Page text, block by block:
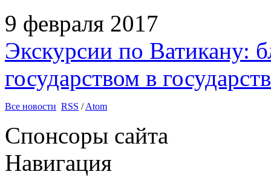
9 февраля 2017
Экскурсии по Ватикану:
государством в
Все новости RSS /Atom
Спонсоры сайта
Навигация